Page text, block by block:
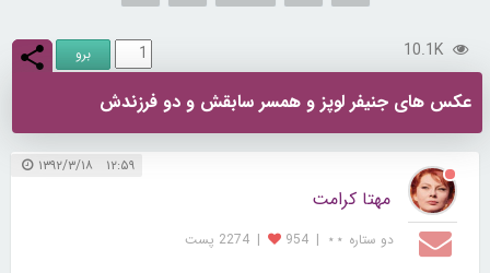
10.1K
عکس های جنیفر لوپز و همسر سابقش و دو فرزندش
۱۲:۵۹ ۱۳۹۲/۳/۱۸
مهتا کرامت
دو ستاره ⋆⋆ |
954
| 2274 پست